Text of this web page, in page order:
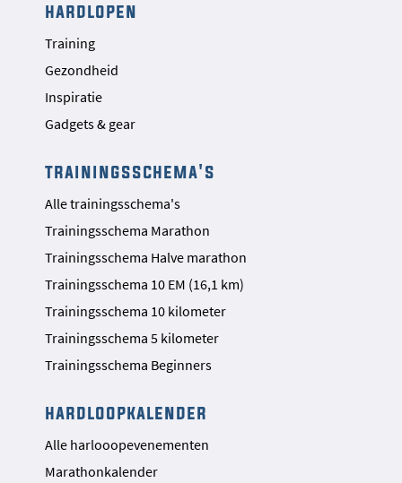
hardlopen
Training
Gezondheid
Inspiratie
Gadgets & gear
trainingsschema's
Alle trainingsschema's
Trainingsschema Marathon
Trainingsschema Halve marathon
Trainingsschema 10 EM (16,1 km)
Trainingsschema 10 kilometer
Trainingsschema 5 kilometer
Trainingsschema Beginners
hardloopkalender
Alle harlooopevenementen
Marathonkalender